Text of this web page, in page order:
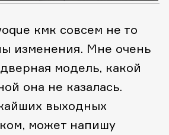
кмк совсем не то
изменения. Мне очень
модель, какой
она не казалась.
выходных
может напишу